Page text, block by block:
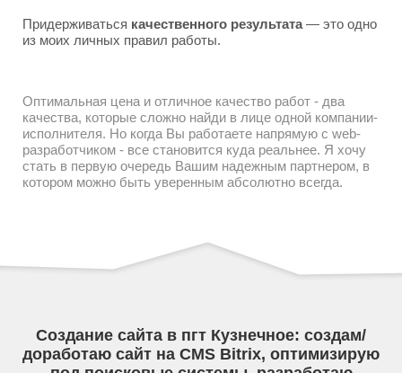
Придерживаться качественного результата— это одно
из моих личных правил работы.
Оптимальная цена и отличное качество работ - два
качества, которые сложно найди в лице одной компании-
исполнителя. Но когда Вы работаете напрямую с web-
разработчиком - все становится куда реальнее. Я хочу
стать в первую очередь Вашим надежным партнером, в
котором можно быть уверенным абсолютно всегда.
Создание сайта в пгт Кузнечное: создам/
доработаю сайт на CMS Bitrix, оптимизирую